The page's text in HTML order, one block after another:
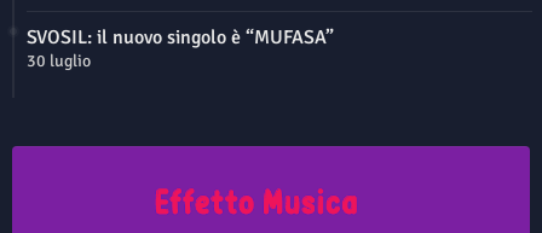
SVOSIL: il nuovo singolo è “MUFASA”
30 luglio